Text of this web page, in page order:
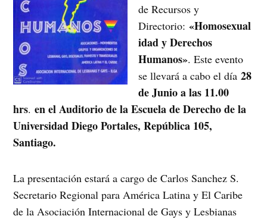
de Recursos y
Directorio:«Homosexual
idad y Derechos
Humanos». Este evento
se llevará a cabo el día28
de Junio a las 11.00
hrs.en el Auditorio de la Escuela de Derecho de la
Universidad Diego Portales, República 105,
Santiago.
La presentación estará a cargo de Carlos Sanchez S.
Secretario Regional para América Latina y El Caribe
de la Asociación Internacional de Gays y Lesbianas